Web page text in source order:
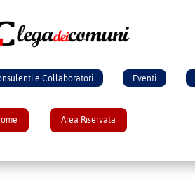
e Collaboratori Eventi
Area Riservata